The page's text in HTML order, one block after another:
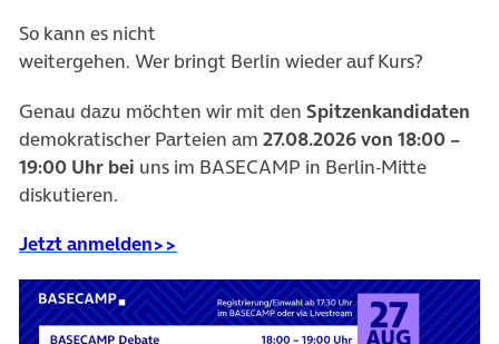
So kann es nicht
weitergehen. Wer bringt Berlin wieder auf Kurs?
Genau dazu möchten wir mit den Spitzenkandidaten
demokratischer Parteien am 27.08.2026von 18:00 –
19:00 Uhr bei uns im BASECAMP in Berlin-Mitte
diskutieren.
Jetzt anmelden>>